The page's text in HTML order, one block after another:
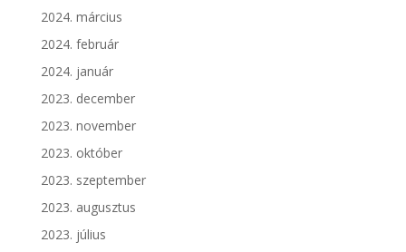
2024. március
2024. február
2024. január
2023. december
2023. november
2023. október
2023. szeptember
2023. augusztus
2023. július